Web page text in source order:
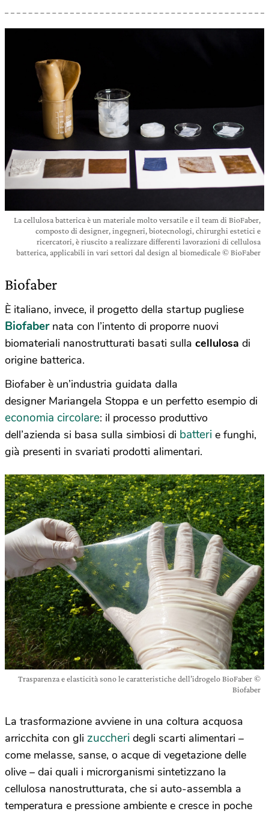
La cellulosa batterica è un materiale molto versatile e il team di BioFaber,
composto di designer, ingegneri, biotecnologi, chirurghi estetici e
ricercatori, è riuscito a realizzare differenti lavorazioni di cellulosa
batterica, applicabili in vari settori dal design al biomedicale © BioFaber
Biofaber
È italiano, invece, il progetto della startup pugliese
Biofabernata con l’intento di proporre nuovi
biomateriali nanostrutturati basati sulla cellulosa di
origine batterica.
Biofaber è un’industria guidata dalla
designer Mariangela Stoppa e un perfetto esempio di
economia circolare: il processo produttivo
dell’azienda si basa sulla simbiosi di batteri e funghi,
già presenti in svariati prodotti alimentari.
Trasparenza e elasticità sono le caratteristiche dell’idrogelo BioFaber ©
Biofaber
La trasformazione avviene in una coltura acquosa
arricchita con gli zuccheri degli scarti alimentari –
come melasse, sanse, o acque di vegetazione delle
olive – dai quali i microrganismi sintetizzano la
cellulosa nanostrutturata, che si auto-assembla a
temperatura e pressione ambiente e cresce in poche